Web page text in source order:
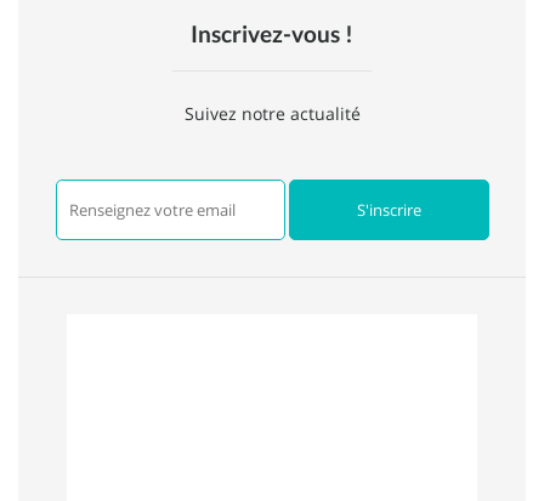
Inscrivez-vous !
Suivez notre actualité